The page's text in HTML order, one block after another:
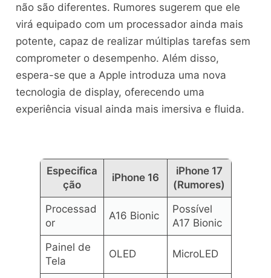
não são diferentes. Rumores sugerem que ele
virá equipado com um processador ainda mais
potente, capaz de realizar múltiplas tarefas sem
comprometer o desempenho. Além disso,
espera-se que a Apple introduza uma nova
tecnologia de display, oferecendo uma
experiência visual ainda mais imersiva e fluida.
Especifica
ção
iPhone 16
iPhone 17
(Rumores)
Processad
or
A16 Bionic
Possível
A17 Bionic
Painel de
Tela
OLED MicroLED